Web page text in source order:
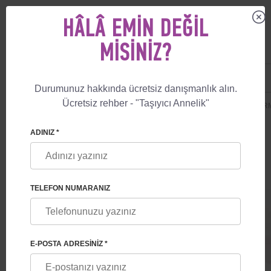
FIYATLAR TAŞIYICI ANNELIK GUARANTEE DOĞUM PAKETI -
GUARANTEE DOĞUM PAKETI -
ERMENISTAN
HÂLÂ EMIN DEĞIL
MISINIZ?
Durumunuz hakkında ücretsiz danışmanlık alın.
Ücretsiz rehber - "Taşıyıcı Annelik"
ADINIZ *
TELEFON NUMARANIZ
E-POSTA ADRESINIZ *